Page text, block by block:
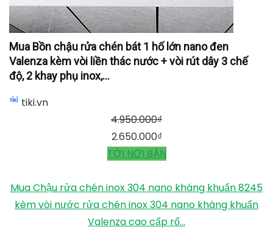
Mua Bồn chậu rửa chén bát 1 hố lớn nano đen
Valenza kèm vòi liền thác nước + vòi rút dây 3 chế
độ, 2 khay phụ inox,...
tiki.vn
4.950.000₫
2.650.000₫
TỚI NƠI BÁN
Mua Chậu rửa chén inox 304 nano kháng khuẩn 8245
kèm vòi nước rửa chén inox 304 nano kháng khuẩn
Valenza cao cấp rổ...